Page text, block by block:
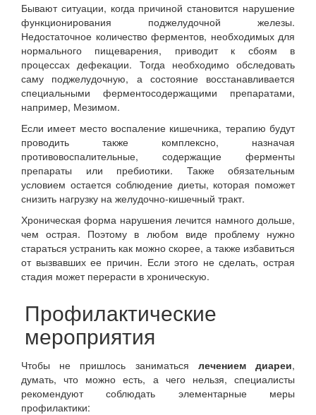
Бывают ситуации, когда причиной становится нарушение
функционирования поджелудочной железы.
Недостаточное количество ферментов, необходимых для
нормального пищеварения, приводит к сбоям в
процессах дефекации. Тогда необходимо обследовать
саму поджелудочную, а состояние восстанавливается
специальными ферментосодержащими препаратами,
например, Мезимом.
Если имеет место воспаление кишечника, терапию будут
проводить также комплексно, назначая
противовоспалительные, содержащие ферменты
препараты или пребиотики. Также обязательным
условием остается соблюдение диеты, которая поможет
снизить нагрузку на желудочно-кишечный тракт.
Хроническая форма нарушения лечится намного дольше,
чем острая. Поэтому в любом виде проблему нужно
стараться устранить как можно скорее, а также избавиться
от вызвавших ее причин. Если этого не сделать, острая
стадия может перерасти в хроническую.
Профилактические
мероприятия
Чтобы не пришлось заниматься лечением диареи,
думать, что можно есть, а чего нельзя, специалисты
рекомендуют соблюдать элементарные меры
профилактики: